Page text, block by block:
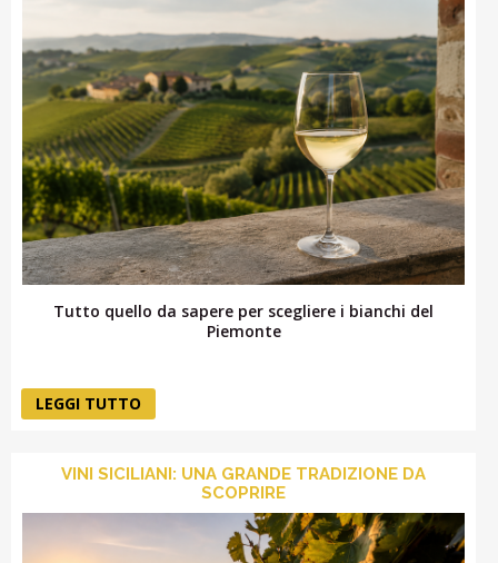
ACCEDI
Tutto quello da sapere per scegliere i bianchi del
Piemonte
LEGGI TUTTO
VINI SICILIANI: UNA GRANDE TRADIZIONE DA
SCOPRIRE